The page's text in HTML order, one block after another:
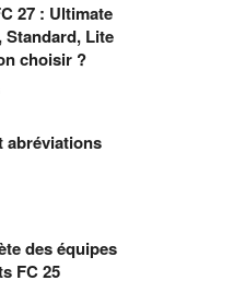
27 : Ultimate
Standard, Lite
choisir ?
abréviations
des équipes
FC 25